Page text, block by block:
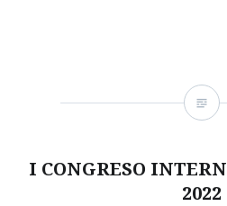
I CONGRESO
2022